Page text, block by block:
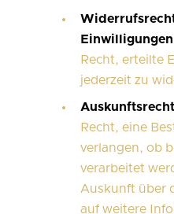
Recht, erteilte
jederzeit zu
Recht, eine
verlangen, ob
verarbeitet
Auskunft über
auf weitere